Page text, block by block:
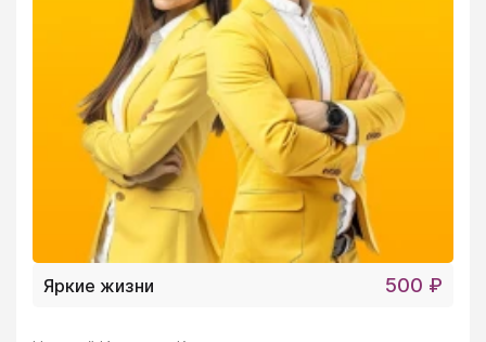
Яркие жизни 500 ₽